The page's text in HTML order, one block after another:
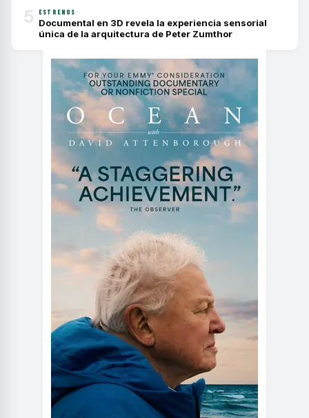
5 ESTRENOS
Documental en 3D revela la experiencia sensorial
única de la arquitectura de Peter Zumthor